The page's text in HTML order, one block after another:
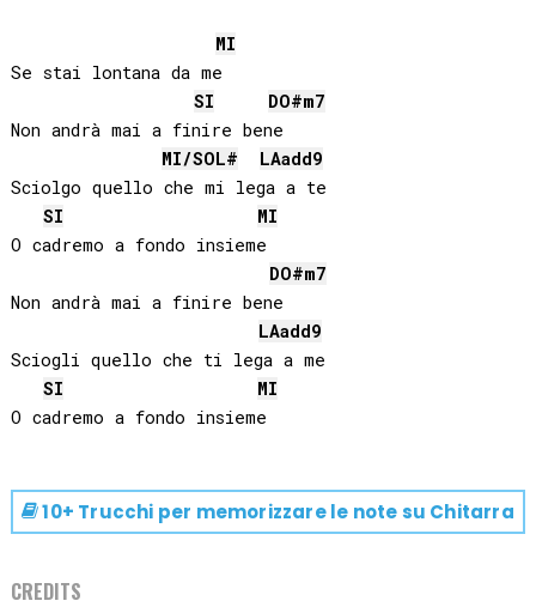
MI
Se stai lontana da me
SI
DO#m7
Non andrà mai a finire bene
MI/SOL# LAadd9
Sciolgo quello che mi lega a te
SI
MI
O cadremo a fondo insieme
DO#m7
Non andrà mai a finire bene
LAadd9
Sciogli quello che ti lega a me
SI
MI
10+ Trucchi per memorizzare le note su Chitarra
CREDITS